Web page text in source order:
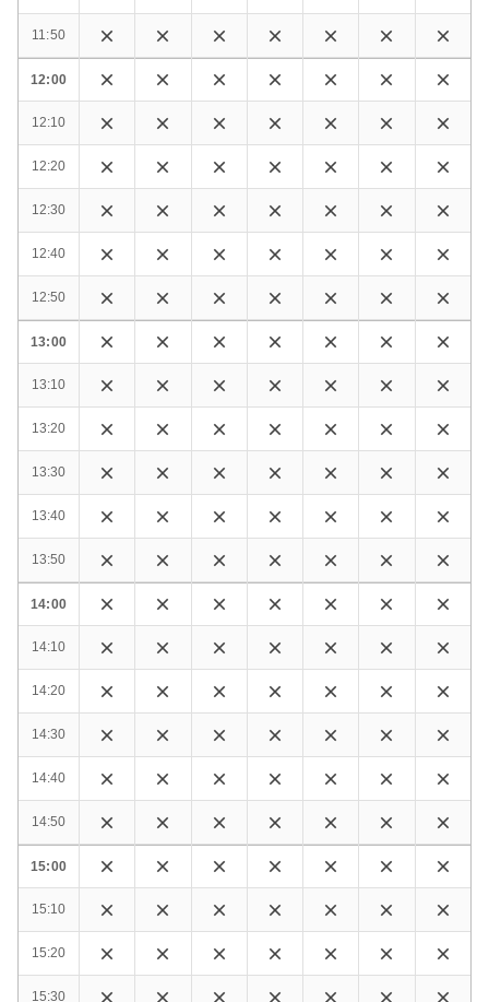
11:50
12:00
12:10
12:20
12:30
12:40
12:50
13:00
13:10
13:20
13:30
13:40
13:50
14:00
14:10
14:20
14:30
14:40
14:50
15:00
15:10
15:20
15:30